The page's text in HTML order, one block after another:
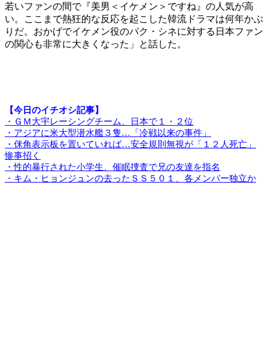
若いファンの間で『美男＜イケメン＞ですね』の人気が高
い。ここまで熱狂的な反応を起こした韓流ドラマは何年かぶ
りだ。おかげでイケメン役のパク・シネに対する日本ファン
の関心も非常に大きくなった」と話した。
【今日のイチオシ記事】
・ＧＭ大宇レーシングチーム、日本で１・２位
・アジアに米大型潜水艦３隻…「冷戦以来の事件」
・侎角表示板を置いていれば…安全規則無視が「１２人死亡」
惨事招く
・性的暴行された小学生、催眠捜査で兄の友達を指名
・キム・ヒョンジュンの去ったＳＳ５０１、各メンバー独立か